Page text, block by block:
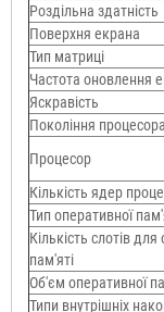
Роздільна здатність
Поверхня екрана
Тип матриці
Частота оновлення
Яскравість
Покоління
Процесор
Кількість ядер
Тип оперативної
Кількість слотів
пам'яті
Об'єм оперативної
Типи внутрішніх